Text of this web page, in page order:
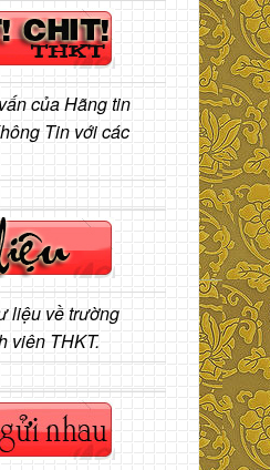
của Hãng tin
Tin với các
liệu về trường
viên THKT.